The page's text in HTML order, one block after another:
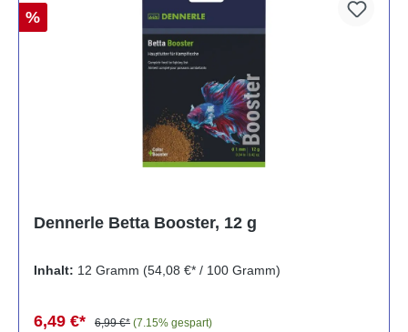
%
Dennerle Betta Booster, 12 g
Inhalt: 12 Gramm (54,08 €* / 100 Gramm)
6,49 €* 6,99 €* (7.15% gespart)